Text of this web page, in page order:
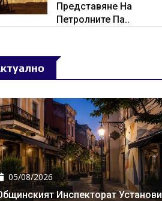
Представяне На
Петролните Па..
05/08/2026
Инспекторат Установи